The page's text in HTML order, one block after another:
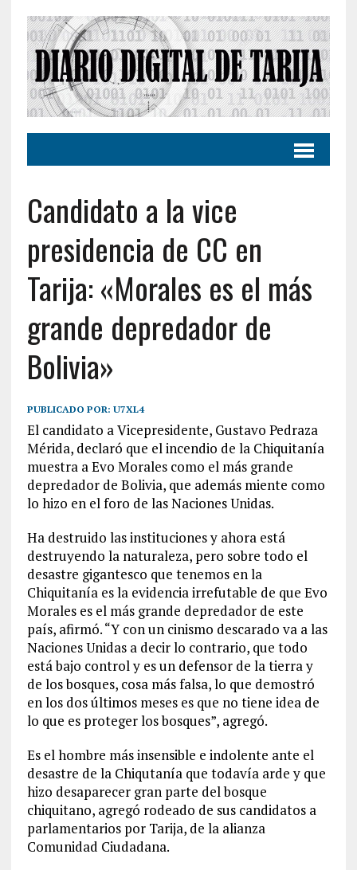
Candidato a la vice
presidencia de CC en
Tarija: «Morales es el más
grande depredador de
Bolivia»
PUBLICADO POR: U7XL4
El candidato a Vicepresidente, Gustavo Pedraza
Mérida, declaró que el incendio de la Chiquitanía
muestra a Evo Morales como el más grande
depredador de Bolivia, que además miente como
lo hizo en el foro de las Naciones Unidas.
Ha destruido las instituciones y ahora está
destruyendo la naturaleza, pero sobre todo el
desastre gigantesco que tenemos en la
Chiquitanía es la evidencia irrefutable de que Evo
Morales es el más grande depredador de este
país, afirmó. “Y con un cinismo descarado va a las
Naciones Unidas a decir lo contrario, que todo
está bajo control y es un defensor de la tierra y
de los bosques, cosa más falsa, lo que demostró
en los dos últimos meses es que no tiene idea de
lo que es proteger los bosques”, agregó.
Es el hombre más insensible e indolente ante el
desastre de la Chiqutanía que todavía arde y que
hizo desaparecer gran parte del bosque
chiquitano, agregó rodeado de sus candidatos a
parlamentarios por Tarija, de la alianza
Comunidad Ciudadana.